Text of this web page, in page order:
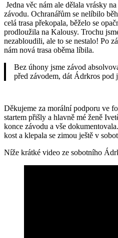
Jedna věc nám ale dělala vrásky
závodu. Ochranářům se nelíbilo
celá trasa překopala, běželo se
prodloužila na Kalousy. Trochu
nezabloudili, ale to se nestalo! Po
nám nová trasa oběma líbila.
Bez úhony jsme závod
před závodem, dát Ádrkros pod
Děkujeme za morální podporu ve
startem přišly a hlavně mé ženě
konce závodu a vše
kost a klepala se zimou ještě v
Níže krátké video ze sobotního